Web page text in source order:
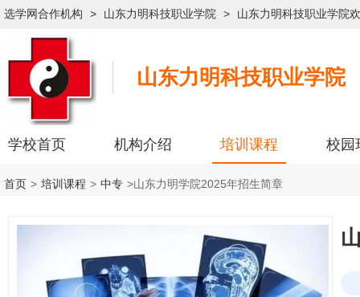
选学网合作机构 > 山东力明科技职业学院 > 山东力明科技职业学院
山东力明科技职业学院
学校首页 机构介绍 培训课程 校园
首页 > 培训课程 > 中专 >山东力明学院2025年招生简章